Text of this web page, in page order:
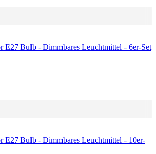
E27 Bulb - Dimmbares Leuchtmittel - 6er-Set
E27 Bulb - Dimmbares Leuchtmittel - 10er-